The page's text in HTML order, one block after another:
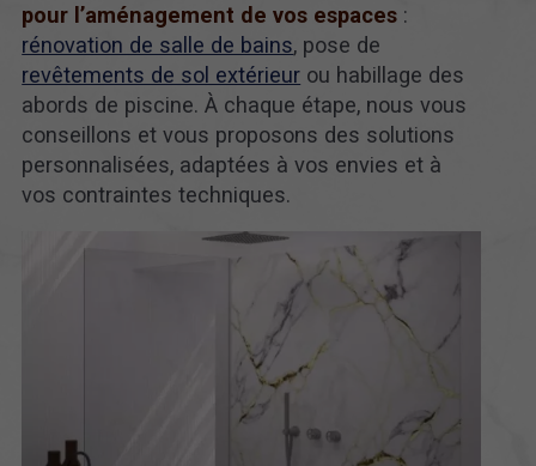
pour l’aménagement de vos espaces :
rénovation de salle de bains, pose de
revêtements de sol extérieur ou habillage des
abords de piscine. À chaque étape, nous vous
conseillons et vous proposons des solutions
personnalisées, adaptées à vos envies et à
vos contraintes techniques.